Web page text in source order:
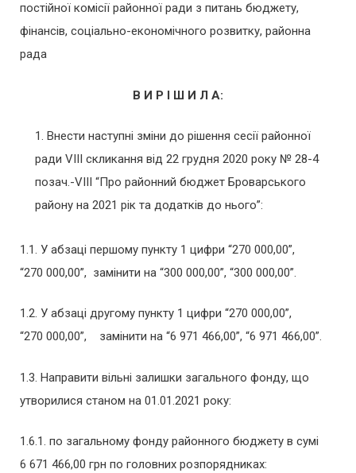
постійної комісії районної ради з питань бюджету,
фінансів, соціально-економічного розвитку, районна
рада
В И Р І Ш И Л А:
Внести наступні зміни до рішення сесії районної
ради VІIІ скликання від 22 грудня 2020 року № 28-4
позач.-VІIІ “Про районний бюджет Броварського
району на 2021 рік та додатків до нього”:
1.1. У абзаці першому пункту 1 цифри “270 000,00”,
“270 000,00”, замінити на “300 000,00”, “300 000,00”.
1.2. У абзаці другому пункту 1 цифри “270 000,00”,
“270 000,00”, замінити на “6 971 466,00”, “6 971 466,00”.
1.3. Направити вільні залишки загального фонду, що
утворилися станом на 01.01.2021 року:
1.6.1. по загальному фонду районного бюджету в сумі
6 671 466,00 грн по головних розпорядниках: